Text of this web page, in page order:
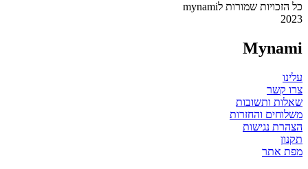
כל הזכויות שמורות לmynami
2023
Mynami
עלינו
צרו קשר
שאלות ותשובות
משלוחים והחזרות
הצהרת נגישות
תקנון
מפת אתר